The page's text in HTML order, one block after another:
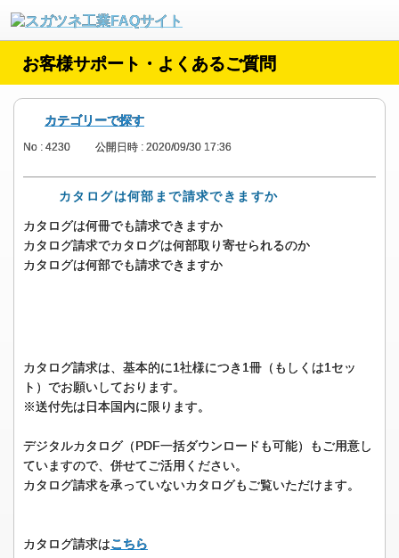
お客様サポート・よくあるご質問
カテゴリーで探す
No : 4230 公開日時 : 2020/09/30 17:36
カタログは何部まで請求できますか
カタログは何冊でも請求できますか
カタログ請求でカタログは何部取り寄せられるのか
カタログは何部でも請求できますか
カタログ請求は、基本的に1社様につき1冊（もしくは1セッ
ト）でお願いしております。
※送付先は日本国内に限ります。
デジタルカタログ（PDF一括ダウンロードも可能）もご用意し
ていますので、併せてご活用ください。
カタログ請求を承っていないカタログもご覧いただけます。
カタログ請求はこちら